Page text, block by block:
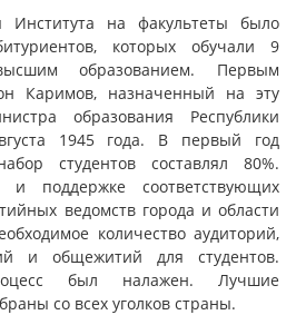
на факультеты было
которых обучали 9
образованием. Первым
Каримов, назначенный на эту
образования Республики
1945 года. В первый год
студентов составлял 80%.
поддержке соответствующих
ведомств города и области
количество аудиторий,
и общежитий для студентов.
был налажен. Лучшие
со всех уголков страны.